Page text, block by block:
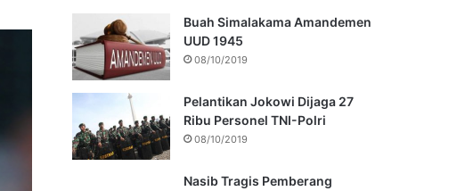
Buah Simalakama Amandemen
UUD 1945
08/10/2019
Pelantikan Jokowi Dijaga 27
Ribu Personel TNI-Polri
08/10/2019
Nasib Tragis Pemberang